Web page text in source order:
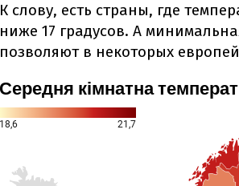
К слову, есть страны, где
ниже 17 градусов. А
позволяют в некоторых